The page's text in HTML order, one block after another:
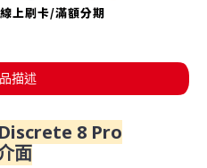
描述
8 Pro
面